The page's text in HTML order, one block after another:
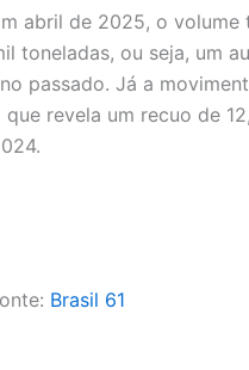
abril de 2025, o
toneladas, ou seja, um
passado. Já a
que revela um recuo de
Brasil 61